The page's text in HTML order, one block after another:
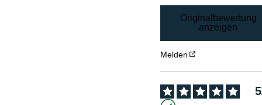
Originalbewertung
anzeigen
Melden
5